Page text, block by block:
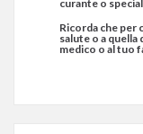
curante o
Ricorda che per
salute o a
medico o al tuo